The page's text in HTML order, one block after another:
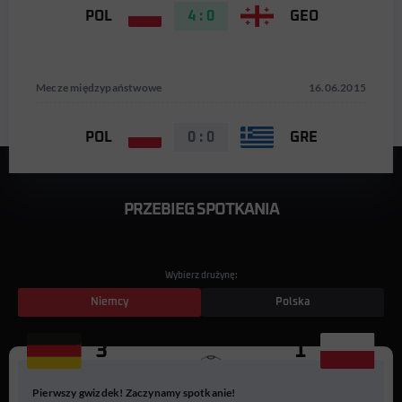
POL 4 : 0 GEO
Mecze międzypaństwowe 16.06.2015
POL 0 : 0 GRE
PRZEBIEG SPOTKANIA
Wybierz drużynę:
Niemcy Polska
3 1
M. Götze
Pierwszy gwizdek! Zaczynamy spotkanie!